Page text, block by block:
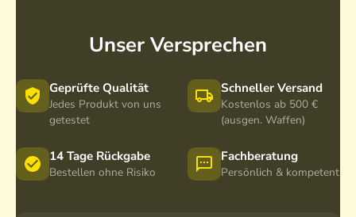
Unser Versprechen
Geprüfte Qualität
Jedes Produkt von uns
getestet
Schneller Versand
Kostenlos ab 500 €
(ausgen. Waffen)
14 Tage Rückgabe
Bestellen ohne Risiko
Fachberatung
Persönlich & kompetent